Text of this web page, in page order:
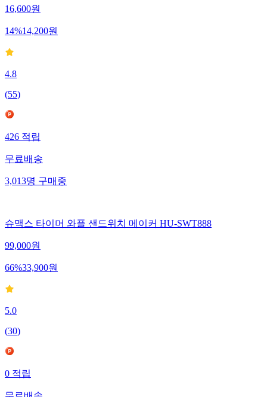
16,600원
14%14,200원
4.8
(55)
426 적립
무료배송
3,013명 구매중
슈맥스 타이머 와플 샌드위치 메이커 HU-SWT888
99,000원
66%33,900원
5.0
(30)
0 적립